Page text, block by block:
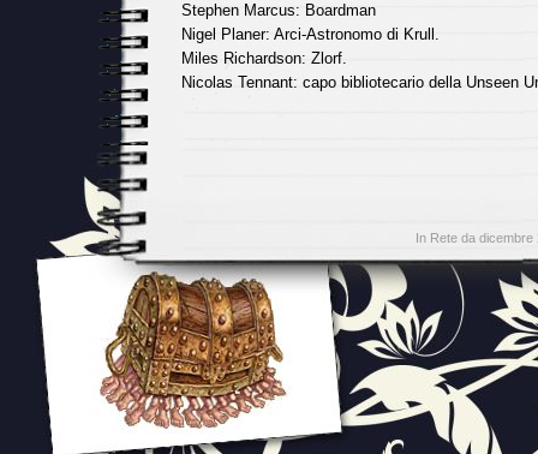
Stephen Marcus: Boardman
Nigel Planer: Arci-Astronomo di Krull.
Miles Richardson: Zlorf.
Nicolas Tennant: capo bibliotecario della Unseen
In Rete da dicembre